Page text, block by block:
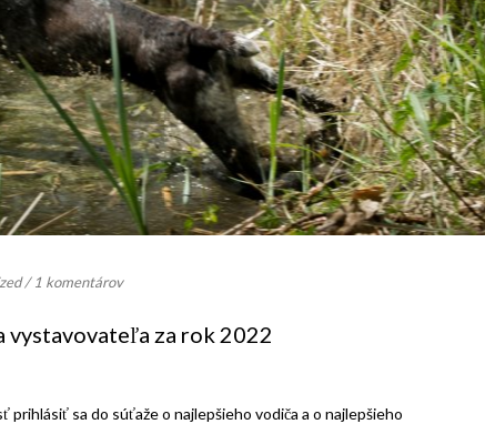
/ 1 komentárov
vystavovateľa za rok 2022
sa do súťaže o najlepšieho vodiča a o najlepšieho